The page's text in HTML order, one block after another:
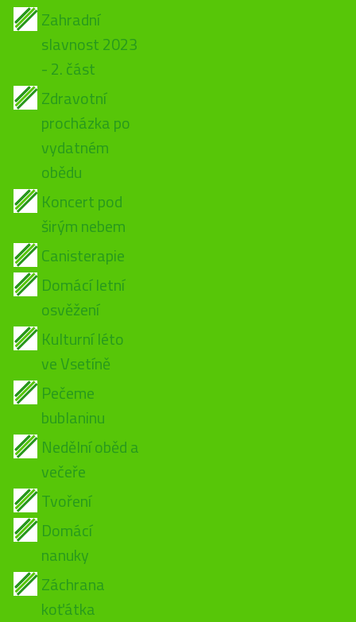
Zahradní
slavnost 2023
- 2. část
Zdravotní
procházka po
vydatném
obědu
Koncert pod
širým nebem
Canisterapie
Domácí letní
osvěžení
Kulturní léto
ve Vsetíně
Pečeme
bublaninu
Nedělní oběd a
večeře
Tvoření
Domácí
nanuky
Záchrana
koťátka